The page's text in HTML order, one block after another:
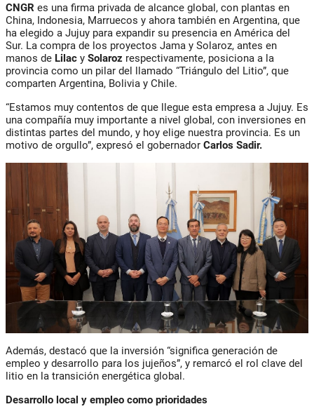
CNGR es una firma privada de alcance global, con plantas en
China, Indonesia, Marruecos y ahora también en Argentina, que
ha elegido a Jujuy para expandir su presencia en América del
Sur. La compra de los proyectos Jama y Solaroz, antes en
manos de Lilac y Solaroz respectivamente, posiciona a la
provincia como un pilar del llamado “Triángulo del Litio”, que
comparten Argentina, Bolivia y Chile.
“Estamos muy contentos de que llegue esta empresa a Jujuy. Es
una compañía muy importante a nivel global, con inversiones en
distintas partes del mundo, y hoy elige nuestra provincia. Es un
motivo de orgullo”, expresó el gobernador Carlos Sadir.
Además, destacó que la inversión “significa generación de
empleo y desarrollo para los jujeños”, y remarcó el rol clave del
litio en la transición energética global.
Desarrollo local y empleo como prioridades